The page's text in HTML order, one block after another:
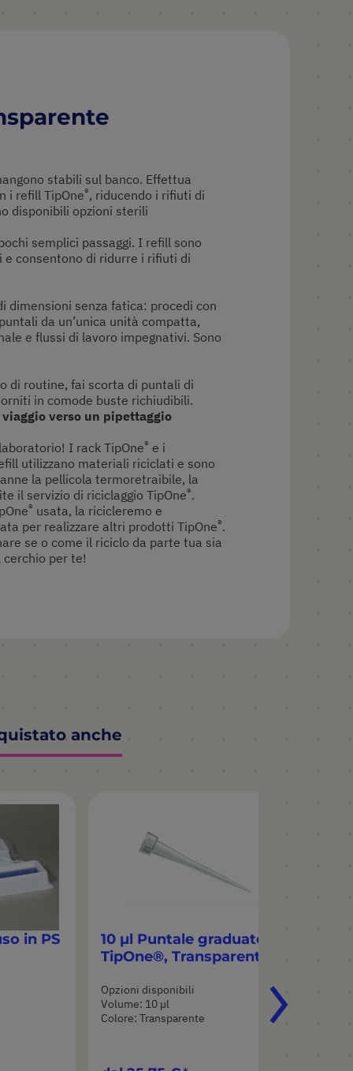
stabili sul banco. Effettua
i refill TipOne®, riducendo i rifiuti di
disponibili opzioni sterili
semplici passaggi. I refill sono
consentono di ridurre i rifiuti di
dimensioni senza fatica: procedi con
da un’unica unità compatta,
e flussi di lavoro impegnativi. Sono
di routine, fai scorta di puntali di
in comode buste richiudibili.
verso un pipettaggio
I rack TipOne® e i
utilizzano materiali riciclati e sono
la pellicola termoretraibile, la
il servizio di riciclaggio TipOne®.
® usata, la ricicleremo e
per realizzare altri prodotti TipOne®.
se o come il riciclo da parte tua sia
cerchio per te!
anche
in PS
10 µl Puntale graduato
TipOne®, Transparente
Opzioni disponibili
Volume: 10 µl
Colore: Transparente